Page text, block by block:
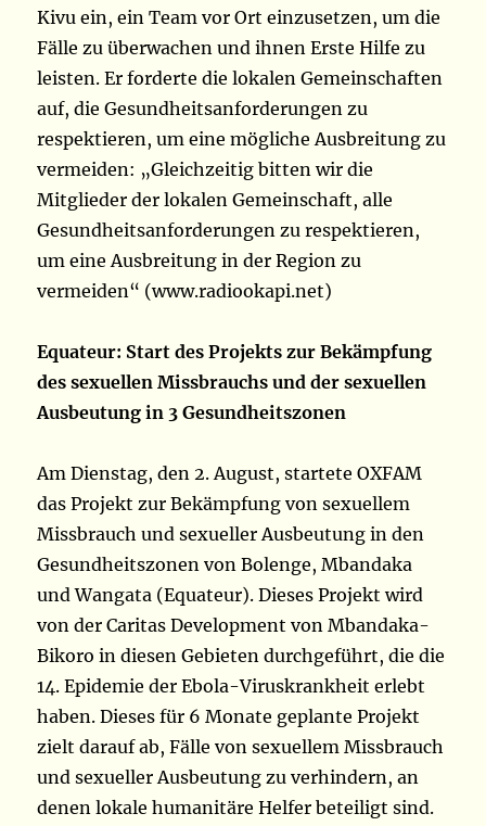
Kivu ein, ein Team vor Ort einzusetzen, um die
Fälle zu überwachen und ihnen Erste Hilfe zu
leisten. Er forderte die lokalen Gemeinschaften
auf, die Gesundheitsanforderungen zu
respektieren, um eine mögliche Ausbreitung zu
vermeiden: „Gleichzeitig bitten wir die
Mitglieder der lokalen Gemeinschaft, alle
Gesundheitsanforderungen zu respektieren,
um eine Ausbreitung in der Region zu
vermeiden“ (www.radiookapi.net)
Equateur: Start des Projekts zur Bekämpfung
des sexuellen Missbrauchs und der sexuellen
Ausbeutung in 3 Gesundheitszonen
Am Dienstag, den 2. August, startete OXFAM
das Projekt zur Bekämpfung von sexuellem
Missbrauch und sexueller Ausbeutung in den
Gesundheitszonen von Bolenge, Mbandaka
und Wangata (Equateur). Dieses Projekt wird
von der Caritas Development von Mbandaka-
Bikoro in diesen Gebieten durchgeführt, die die
14. Epidemie der Ebola-Viruskrankheit erlebt
haben. Dieses für 6 Monate geplante Projekt
zielt darauf ab, Fälle von sexuellem Missbrauch
und sexueller Ausbeutung zu verhindern, an
denen lokale humanitäre Helfer beteiligt sind.